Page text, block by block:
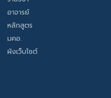
อาจารย์
หลักสูตร
มคอ.
ผังเว็บไซต์